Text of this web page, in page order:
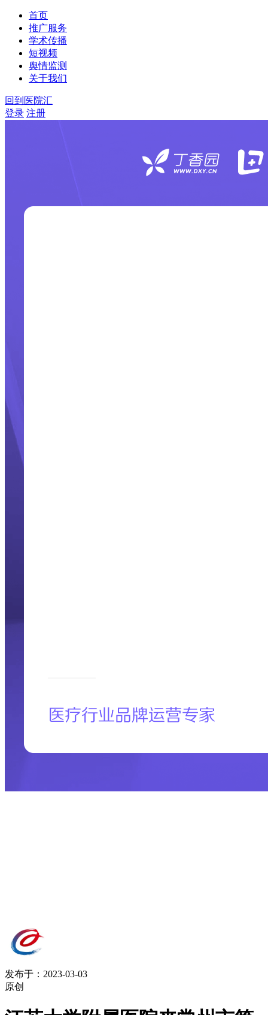
首页
推广服务
学术传播
短视频
舆情监测
关于我们
回到医院汇
登录 注册
发布于：2023-03-03
原创